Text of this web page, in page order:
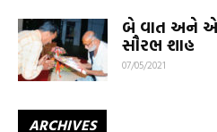
બે વાત અને
સૌરભ શાહ
07/05/2021
ARCHIVES